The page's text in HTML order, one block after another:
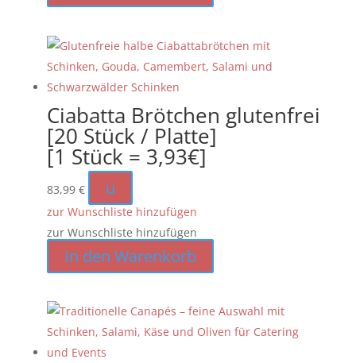
Ciabatta Brötchen glutenfrei
[20 Stück / Platte]
[1 Stück = 3,93€]
83,99 € u
zur Wunschliste hinzufügen
zur Wunschliste hinzufügen
In den Warenkorb